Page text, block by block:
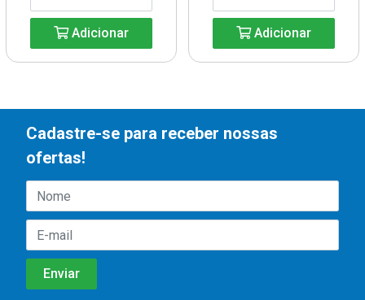
Adicionar Adicionar
Cadastre-se para receber nossas
ofertas!